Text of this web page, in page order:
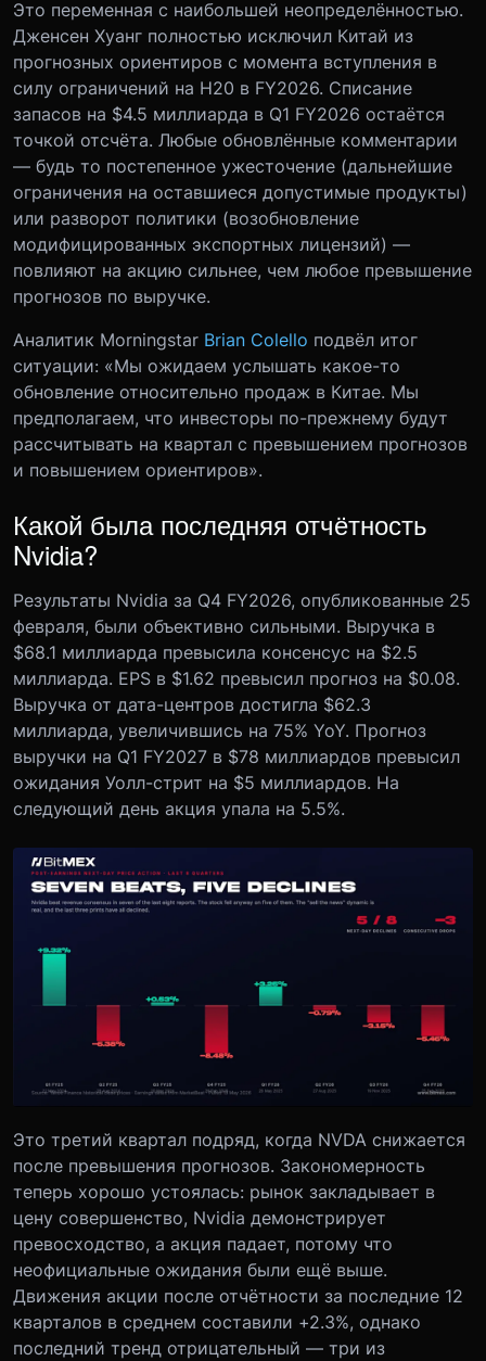
Это переменная с наибольшей неопределённостью.
Дженсен Хуанг полностью исключил Китай из
прогнозных ориентиров с момента вступления в
силу ограничений на H20 в FY2026. Списание
запасов на $4.5 миллиарда в Q1 FY2026 остаётся
точкой отсчёта. Любые обновлённые комментарии
— будь то постепенное ужесточение (дальнейшие
ограничения на оставшиеся допустимые продукты)
или разворот политики (возобновление
модифицированных экспортных лицензий) —
повлияют на акцию сильнее, чем любое превышение
прогнозов по выручке.
Аналитик Morningstar Brian Colello подвёл итог
ситуации: «Мы ожидаем услышать какое-то
обновление относительно продаж в Китае. Мы
предполагаем, что инвесторы по-прежнему будут
рассчитывать на квартал с превышением прогнозов
и повышением ориентиров».
Какой была последняя отчётность
Nvidia?
Результаты Nvidia за Q4 FY2026, опубликованные 25
февраля, были объективно сильными. Выручка в
$68.1 миллиарда превысила консенсус на $2.5
миллиарда. EPS в $1.62 превысил прогноз на $0.08.
Выручка от дата-центров достигла $62.3
миллиарда, увеличившись на 75% YoY. Прогноз
выручки на Q1 FY2027 в $78 миллиардов превысил
ожидания Уолл-стрит на $5 миллиардов. На
следующий день акция упала на 5.5%.
Это третий квартал подряд, когда NVDA снижается
после превышения прогнозов. Закономерность
теперь хорошо устоялась: рынок закладывает в
цену совершенство, Nvidia демонстрирует
превосходство, а акция падает, потому что
неофициальные ожидания были ещё выше.
Движения акции после отчётности за последние 12
кварталов в среднем составили +2.3%, однако
последний тренд отрицательный — три из